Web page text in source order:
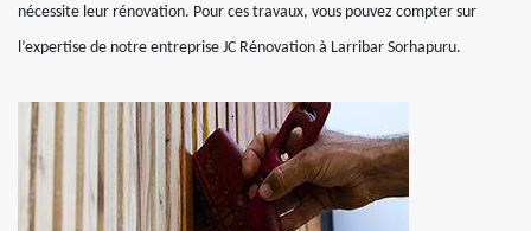
nécessite leur rénovation. Pour ces travaux, vous pouvez compter sur
l’expertise de notre entreprise JC Rénovation à Larribar Sorhapuru.